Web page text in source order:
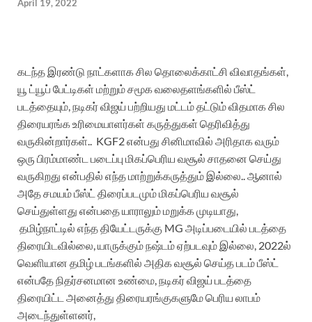
April 19, 2022
கடந்த இரண்டு நாட்களாக சில தொலைக்காட்சி விவாதங்கள்,
யூ ட்யூப் பேட்டிகள் மற்றும் சமூக வலைதளங்களில் பீஸ்ட்
படத்தையும், நடிகர் விஜய் பற்றியது மட்டம் தட்டும் விதமாக சில
திரையரங்க உரிமையாளர்கள் கருத்துகள் தெரிவித்து
வருகின்றார்கள்.. KGF2 என்பது சினிமாவில் அரிதாக வரும்
ஒரு பிரம்மாண்ட படைப்பு மிகப்பெரிய வசூல் சாதனை செய்து
வருகிறது என்பதில் எந்த மாற்றுக்கருத்தும் இல்லை.. ஆனால்
அதே சமயம் பீஸ்ட் திரைப்படமும் மிகப்பெரிய வசூல்
செய்துள்ளது என்பதை யாராலும் மறுக்க முடியாது,
தமிழ்நாட்டில் எந்த தியேட்டருக்கு MG அடிப்படையில் படத்தை
திரையிடவில்லை, யாருக்கும் நஷ்டம் ஏற்படவும் இல்லை, 2022ல்
வெளியான தமிழ் படங்களில் அதிக வசூல் செய்த படம் பீஸ்ட்
என்பதே நிதர்சனமான உண்மை, நடிகர் விஜய் படத்தை
திரையிட்ட அனைத்து திரையரங்குகளுமே பெரிய லாபம்
அடைந்துள்ளனர்,